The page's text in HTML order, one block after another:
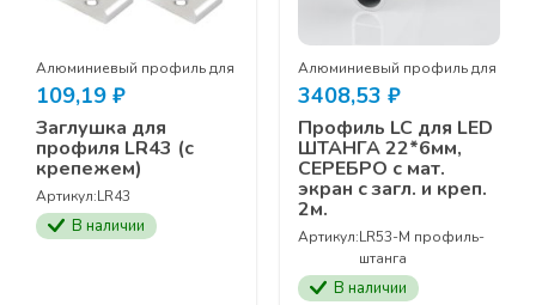
ленты
Алюминиевый профиль для светодиодной ленты
109,19 ₽
Заглушка для
профиля LR43 (с
крепежем)
Артикул:LR43
В наличии
Алюминиевый профиль для
3408,53 ₽
Профиль LC для LED
ШТАНГА 22*6мм,
СЕРЕБРО с мат.
экран с загл. и креп.
2м.
Артикул:LR53-M профиль-
штанга
В наличии